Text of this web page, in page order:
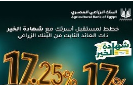
منطقة إعلانية